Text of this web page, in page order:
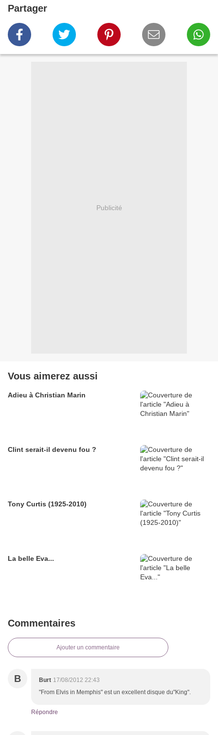
Partager
Publicité
Vous aimerez aussi
Adieu à Christian Marin
Clint serait-il devenu fou ?
Tony Curtis (1925-2010)
La belle Eva...
Commentaires
Ajouter un commentaire
B Burt 17/08/2012 22:43
"From Elvis in Memphis" est un excellent disque du"King".
Répondre